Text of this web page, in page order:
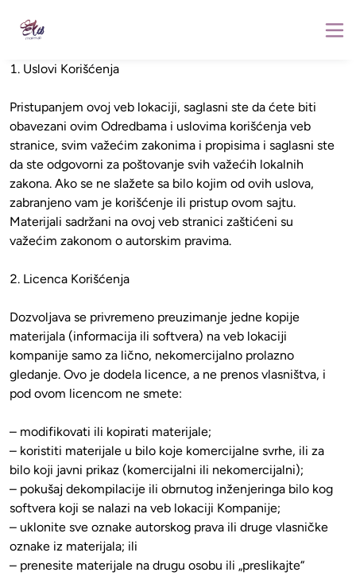
1. Uslovi Korišćenja
Pristupanjem ovoj veb lokaciji, saglasni ste da ćete biti
obavezani ovim Odredbama i uslovima korišćenja veb
stranice, svim važećim zakonima i propisima i saglasni ste
da ste odgovorni za poštovanje svih važećih lokalnih
zakona. Ako se ne slažete sa bilo kojim od ovih uslova,
zabranjeno vam je korišćenje ili pristup ovom sajtu.
Materijali sadržani na ovoj veb stranici zaštićeni su
važećim zakonom o autorskim pravima.
2. Licenca Korišćenja
Dozvoljava se privremeno preuzimanje jedne kopije
materijala (informacija ili softvera) na veb lokaciji
kompanije samo za lično, nekomercijalno prolazno
gledanje. Ovo je dodela licence, a ne prenos vlasništva, i
pod ovom licencom ne smete:
– modifikovati ili kopirati materijale;
– koristiti materijale u bilo koje komercijalne svrhe, ili za
bilo koji javni prikaz (komercijalni ili nekomercijalni);
– pokušaj dekompilacije ili obrnutog inženjeringa bilo kog
softvera koji se nalazi na veb lokaciji Kompanije;
– uklonite sve oznake autorskog prava ili druge vlasničke
oznake iz materijala; ili
– prenesite materijale na drugu osobu ili „preslikajte“